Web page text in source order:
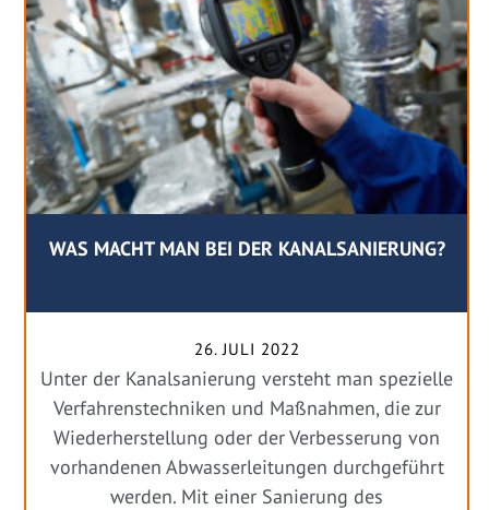
WAS MACHT MAN BEI DER KANALSANIERUNG?
26. JULI 2022
Unter der Kanalsanierung versteht man spezielle
Verfahrenstechniken und Maßnahmen, die zur
Wiederherstellung oder der Verbesserung von
vorhandenen Abwasserleitungen durchgeführt
werden. Mit einer Sanierung des